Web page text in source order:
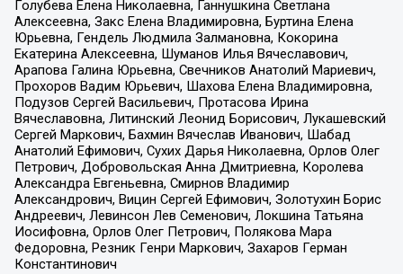
Голубева Елена Николаевна, Ганнушкина Светлана
Алексеевна, Закс Елена Владимировна, Буртина Елена
Юрьевна, Гендель Людмила Залмановна, Кокорина
Екатерина Алексеевна, Шуманов Илья Вячеславович,
Арапова Галина Юрьевна, Свечников Анатолий Мариевич,
Прохоров Вадим Юрьевич, Шахова Елена Владимировна,
Подузов Сергей Васильевич, Протасова Ирина
Вячеславовна, Литинский Леонид Борисович, Лукашевский
Сергей Маркович, Бахмин Вячеслав Иванович, Шабад
Анатолий Ефимович, Сухих Дарья Николаевна, Орлов Олег
Петрович, Добровольская Анна Дмитриевна, Королева
Александра Евгеньевна, Смирнов Владимир
Александрович, Вицин Сергей Ефимович, Золотухин Борис
Андреевич, Левинсон Лев Семенович, Локшина Татьяна
Иосифовна, Орлов Олег Петрович, Полякова Мара
Федоровна, Резник Генри Маркович, Захаров Герман
Константинович